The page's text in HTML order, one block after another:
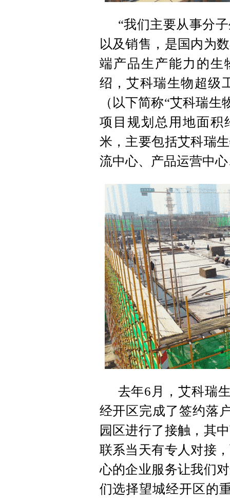
“我们主要从事分
以及销售，是国内为
端产品生产能力的生
绍，艾科瑞生物超级
（以下简称“艾科瑞
项目规划总用地面积
米，主要包括艾科瑞
流中心、产品运营中
去年6月，艾科瑞
经开区完成了签约落
园区进行了接触，其
联系当天有专人对接
心的企业服务让我们
们选择望城经开区的